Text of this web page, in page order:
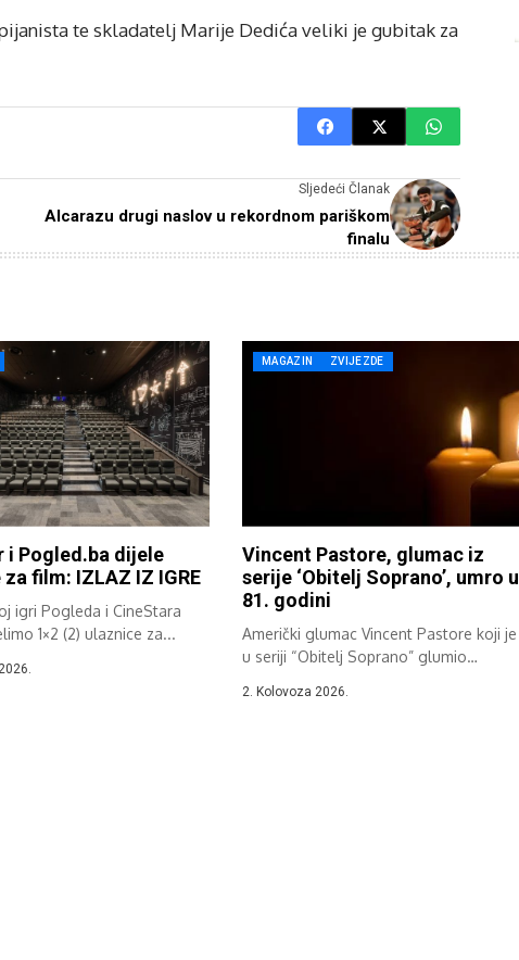
te skladatelj Marije Dedića veliki je gubitak za
Sljedeći Članak
Alcarazu drugi naslov u rekordnom pariškom
finalu
i Pogled.ba dijele
film: IZLAZ IZ IGRE
igri Pogleda i CineStara
1×2 (2) ulaznice za...
MAGAZIN ZVIJEZDE
Vincent Pastore, glumac iz
serije ‘Obitelj Soprano’, umro u
81. godini
Američki glumac Vincent Pastore koji je
u seriji “Obitelj Soprano” glumio
2. Kolovoza 2026.